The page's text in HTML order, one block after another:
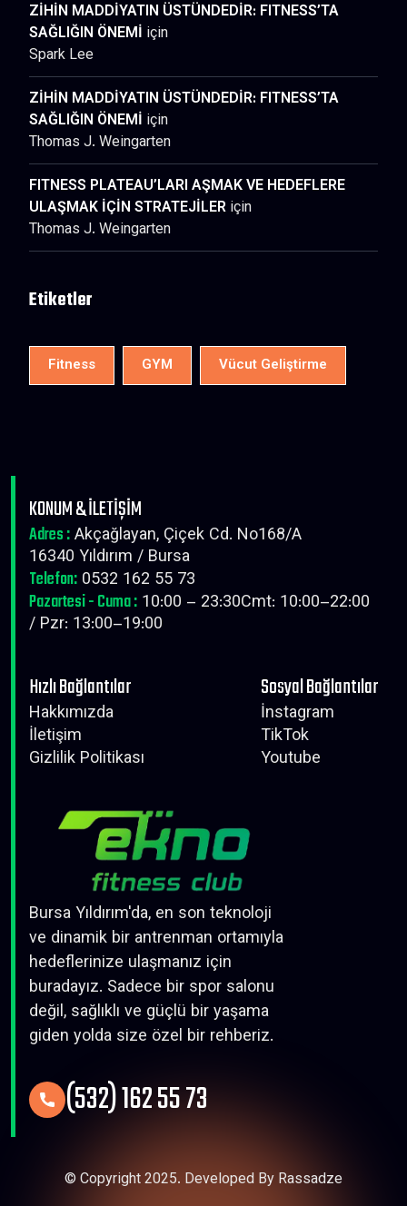
ZİHİN MADDİYATIN ÜSTÜNDEDİR: FITNESS’TA
SAĞLIĞIN ÖNEMİ için
Spark Lee
ZİHİN MADDİYATIN ÜSTÜNDEDİR: FITNESS’TA
SAĞLIĞIN ÖNEMİ için
Thomas J. Weingarten
FITNESS PLATEAU’LARI AŞMAK VE HEDEFLERE
ULAŞMAK İÇİN STRATEJİLER için
Thomas J. Weingarten
Etiketler
Fitness GYM Vücut Geliştirme
KONUM & İLETİŞİM
Adres :Akçağlayan, Çiçek Cd. No168/A
16340 Yıldırım / Bursa
Telefon: 0532 162 55 73
Pazartesi - Cuma : 10:00 – 23:30Cmt: 10:00–22:00
/ Pzr: 13:00–19:00
Hızlı Bağlantılar
Hakkımızda
İletişim
Gizlilik Politikası
Sosyal Bağlantılar
İnstagram
TikTok
Youtube
Bursa Yıldırım'da, en son teknoloji
ve dinamik bir antrenman ortamıyla
hedeflerinize ulaşmanız için
buradayız. Sadece bir spor salonu
değil, sağlıklı ve güçlü bir yaşama
giden yolda size özel bir rehberiz.
(532) 162 55 73
© Copyright 2025. Developed By Rassadze